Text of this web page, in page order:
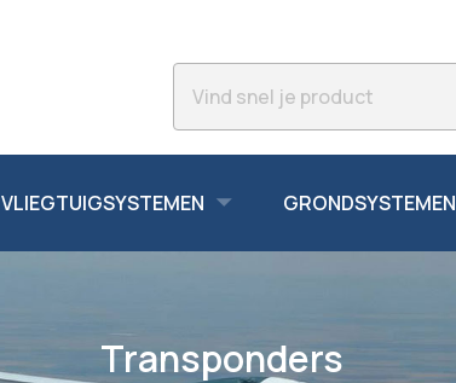
VLIEGTUIGSYSTEMEN GRONDSYSTEMEN
Transponders